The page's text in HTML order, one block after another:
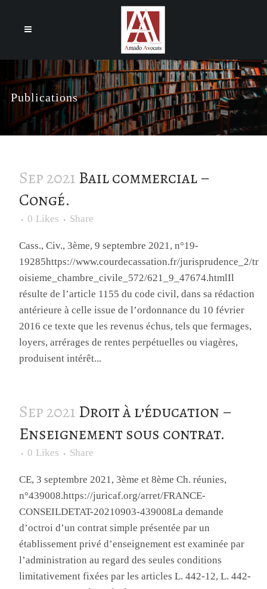
Publications
Sep 2021Bail commercial –
Congé.
0 Likes Share
Cass., Civ., 3ème, 9 septembre 2021, n°19-
19285https://www.courdecassation.fr/jurisprudence_2/tr
oisieme_chambre_civile_572/621_9_47674.htmlIl
résulte de l’article 1155 du code civil, dans sa rédaction
antérieure à celle issue de l’ordonnance du 10 février
2016 ce texte que les revenus échus, tels que fermages,
loyers, arrérages de rentes perpétuelles ou viagères,
produisent intérêt...
Sep 2021Droit à l’éducation –
Enseignement sous contrat.
0 Likes Share
CE, 3 septembre 2021, 3ème et 8ème Ch. réunies,
n°439008.https://juricaf.org/arret/FRANCE-
CONSEILDETAT-20210903-439008La demande
d’octroi d’un contrat simple présentée par un
établissement privé d’enseignement est examinée par
l’administration au regard des seules conditions
limitativement fixées par les articles L. 442-12, L. 442-